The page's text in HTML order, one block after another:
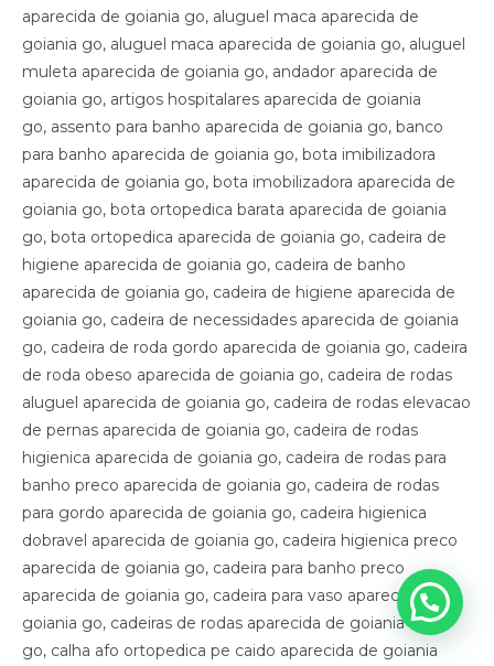
aparecida de goiania go, aluguel maca aparecida de
goiania go, aluguel maca aparecida de goiania go, aluguel
muleta aparecida de goiania go, andador aparecida de
goiania go, artigos hospitalares aparecida de goiania
go, assento para banho aparecida de goiania go, banco
para banho aparecida de goiania go, bota imibilizadora
aparecida de goiania go, bota imobilizadora aparecida de
goiania go, bota ortopedica barata aparecida de goiania
go, bota ortopedica aparecida de goiania go, cadeira de
higiene aparecida de goiania go, cadeira de banho
aparecida de goiania go, cadeira de higiene aparecida de
goiania go, cadeira de necessidades aparecida de goiania
go, cadeira de roda gordo aparecida de goiania go, cadeira
de roda obeso aparecida de goiania go, cadeira de rodas
aluguel aparecida de goiania go, cadeira de rodas elevacao
de pernas aparecida de goiania go, cadeira de rodas
higienica aparecida de goiania go, cadeira de rodas para
banho preco aparecida de goiania go, cadeira de rodas
para gordo aparecida de goiania go, cadeira higienica
dobravel aparecida de goiania go, cadeira higienica preco
aparecida de goiania go, cadeira para banho preco
aparecida de goiania go, cadeira para vaso aparecida de
goiania go, cadeiras de rodas aparecida de goiania
go, calha afo ortopedica pe caido aparecida de goiania